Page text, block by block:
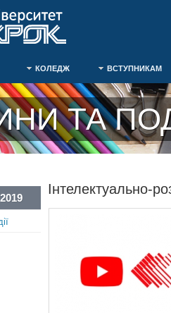
КОЛЕДЖ ВСТУПНИКАМ
ТА
Інтелектуально-